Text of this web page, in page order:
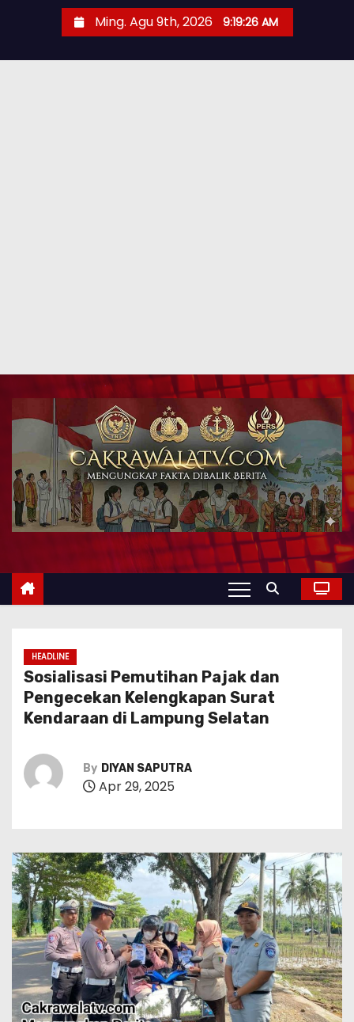
Ming. Agu 9th, 2026 9:19:28 AM
HEADLINE
Sosialisasi Pemutihan Pajak dan
Pengecekan Kelengkapan Surat
Kendaraan di Lampung Selatan
By DIYAN SAPUTRA
Apr 29, 2025